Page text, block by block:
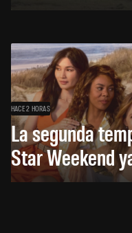
HACE 2 HORAS
La segunda
Star Weekend